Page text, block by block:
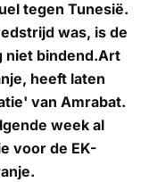
tegen Tunesië.
was, is de
niet bindend.Art
heeft laten
van Amrabat.
week al
voor de EK-